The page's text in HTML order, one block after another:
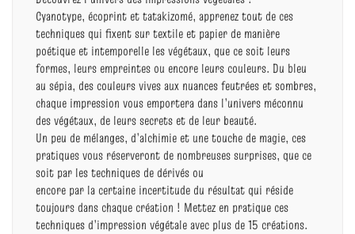
Cyanotype, écoprint et tatakizomé, apprenez tout de ces
techniques qui fixent sur textile et papier de manière
poétique et intemporelle les végétaux, que ce soit leurs
formes, leurs empreintes ou encore leurs couleurs. Du bleu
au sépia, des couleurs vives aux nuances feutrées et sombres,
chaque impression vous emportera dans l’univers méconnu
des végétaux, de leurs secrets et de leur beauté.
Un peu de mélanges, d’alchimie et une touche de magie, ces
pratiques vous réserveront de nombreuses surprises, que ce
soit par les techniques de dérivés ou
encore par la certaine incertitude du résultat qui réside
toujours dans chaque création ! Mettez en pratique ces
techniques d’impression végétale avec plus de 15 créations.